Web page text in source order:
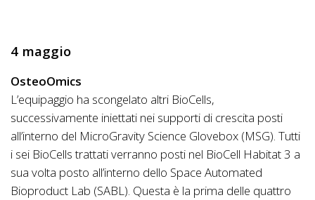
4 maggio
OsteoOmics
L’equipaggio ha scongelato altri BioCells,
successivamente iniettati nei supporti di crescita posti
all’interno del MicroGravity Science Glovebox (MSG). Tutti
i sei BioCells trattati verranno posti nel BioCell Habitat 3 a
sua volta posto all’interno dello Space Automated
Bioproduct Lab (SABL). Questa è la prima delle quattro